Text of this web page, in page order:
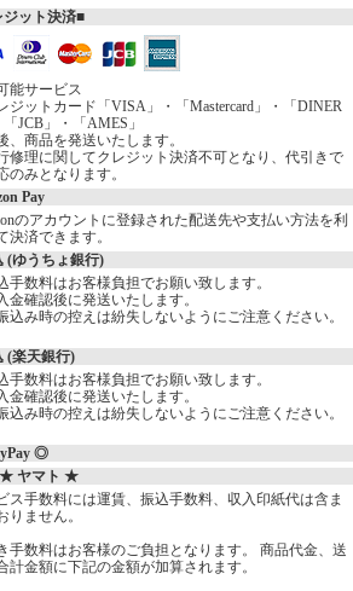
ジット決済■
能サービス
ジットカード「VISA」・「Mastercard」・「DINER
JCB」・「AMES」
、商品を発送いたします。
修理に関してクレジット決済不可となり、代引きで
のみとなります。
Pay
のアカウントに登録された配送先や支払い方法を利
決済できます。
(ゆうちょ銀行)
手数料はお客様負担でお願い致します。
金確認後に発送いたします。
込み時の控えは紛失しないようにご注意ください。
(楽天銀行)
手数料はお客様負担でお願い致します。
金確認後に発送いたします。
込み時の控えは紛失しないようにご注意ください。
◎
ヤマト ★
ス手数料には運賃、振込手数料、収入印紙代は含ま
りません。
手数料はお客様のご負担となります。 商品代金、送
計金額に下記の金額が加算されます。